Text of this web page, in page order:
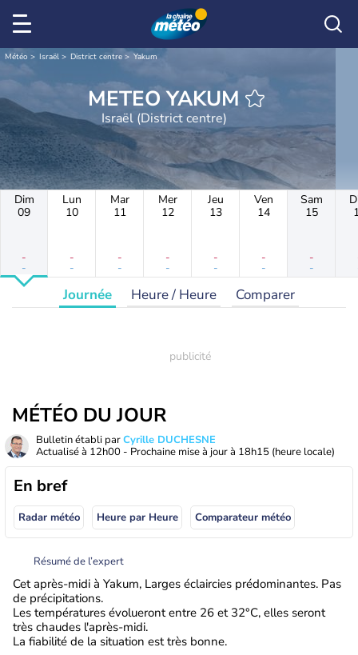
Météo Israël District centre Yakum
METEO YAKUM
Israël (District centre)
Dim
09
-
-
Lun
10
-
-
Mar
11
-
-
Mer
12
-
-
Jeu
13
-
-
Ven
14
-
-
Sam
15
-
-
Journée Heure / Heure Comparer
MÉTÉO DU JOUR
Bulletin établi parCyrille DUCHESNE
Actualisé à 12h00 - Prochaine mise à jour à 18h15 (heure locale)
En bref
Radar météo Heure par Heure Comparateur météo
Résumé de l’expert
Cet après-midi à Yakum, Larges éclaircies prédominantes. Pas
de précipitations.
Les températures évolueront entre 26 et 32°C, elles seront
très chaudes l'après-midi.
La fiabilité de la situation est très bonne.